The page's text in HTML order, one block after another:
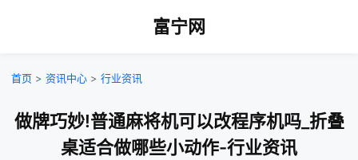
富宁网
首页 > 资讯中心 > 行业资讯
做牌巧妙!普通麻将机可以改程序机吗_折叠
桌适合做哪些小动作-行业资讯